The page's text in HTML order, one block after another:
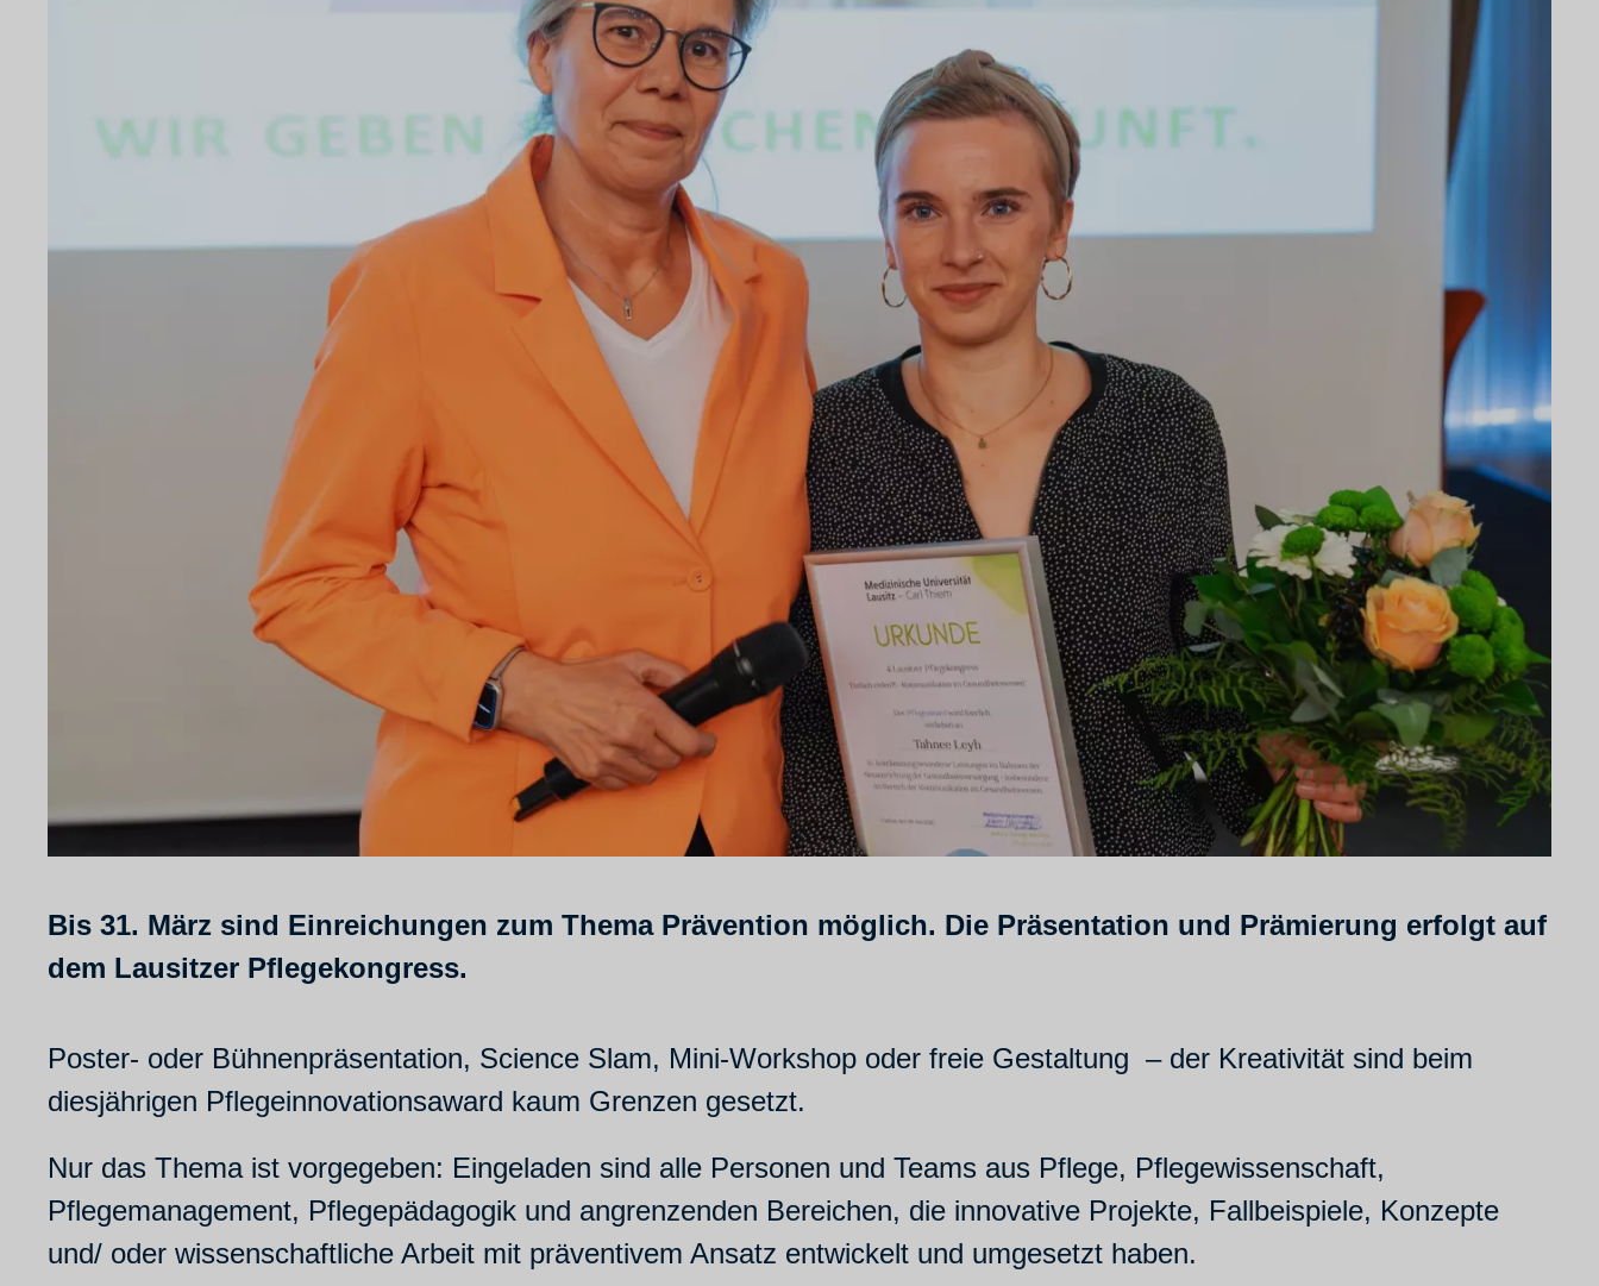
Bis 31. März sind Einreichungen zum Thema Prävention möglich. Die Präsentation und Prämierung erfolgt auf
dem Lausitzer Pflegekongress.
Poster- oder Bühnenpräsentation, Science Slam, Mini-Workshop oder freie Gestaltung – der Kreativität sind beim
diesjährigen Pflegeinnovationsaward kaum Grenzen gesetzt.
Nur das Thema ist vorgegeben: Eingeladen sind alle Personen und Teams aus Pflege, Pflegewissenschaft,
Pflegemanagement, Pflegepädagogik und angrenzenden Bereichen, die innovative Projekte, Fallbeispiele, Konzepte
und/ oder wissenschaftliche Arbeit mit präventivem Ansatz entwickelt und umgesetzt haben.